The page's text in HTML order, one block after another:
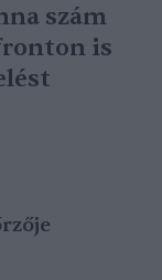
szám
is